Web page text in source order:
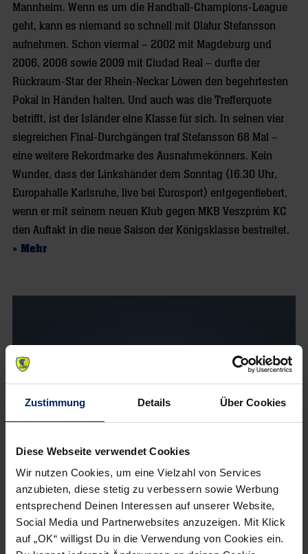
Zustimmung Details Über Cookies
Diese Webseite verwendet Cookies
Wir nutzen Cookies, um eine Vielzahl von Services
anzubieten, diese stetig zu verbessern sowie Werbung
entsprechend Deinen Interessen auf unserer Website,
Social Media und Partnerwebsites anzuzeigen. Mit Klick
auf „OK“ willigst Du in die Verwendung von Cookies ein.
Mannheim. Wenn es um die Handball-Champions-League
geht, kann es niemand so schnell mit Olafur Stefansson
aufnehmen. Schon viermal – 2002 mit Magdeburg und
2006, 2008 sowie 2009 mit Ciudad Real – durfte der
Rückraum-Star der Rhein-Neckar Löwen den begehrtesten
Pokal in Händen halten. Und auch was die Trefferquote
betrifft, ist der Isländer eine Klasse für sich. In seinen vier
siegreichen Final-Durchgängen traf Stefansson 68 Mal –
eine weitere Rekordmarke des Ausnahmekönners. Kein
Wunder, dass der Linkshänder dem Sonntag (16.30 Uhr,
Europahalle Karlsruhe, live bei Eurosport) entgegenfiebert,
wenn er mit seinem neuen Klub gegen MKB Veszprém KC
den Auftakt in die neue Saison der Königsklasse bestreitet.
» Mehr
2. Oktober 2009
Ein Prüfstein für die Löwen
Mannheim. (dh) Kent-Harry Andersson, der Sportliche